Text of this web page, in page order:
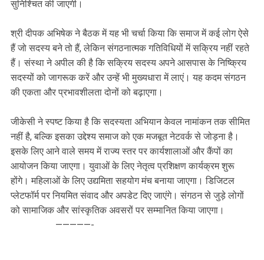
सुनिश्चित की जाएगी।
श्री दीपक अभिषेक ने बैठक में यह भी चर्चा किया कि समाज में कई लोग ऐसे
हैं जो सदस्य बने तो हैं, लेकिन संगठनात्मक गतिविधियों में सक्रिय नहीं रहते
हैं। संस्था ने अपील की है कि सक्रिय सदस्य अपने आसपास के निष्क्रिय
सदस्यों को जागरूक करें और उन्हें भी मुख्यधारा में लाएं। यह कदम संगठन
की एकता और प्रभावशीलता दोनों को बढ़ाएगा।
जीकेसी ने स्पष्ट किया है कि सदस्यता अभियान केवल नामांकन तक सीमित
नहीं है, बल्कि इसका उद्देश्य समाज को एक मजबूत नेटवर्क से जोड़ना है।
इसके लिए आने वाले समय में राज्य स्तर पर कार्यशालाओं और कैंपों का
आयोजन किया जाएगा। युवाओं के लिए नेतृत्व प्रशिक्षण कार्यक्रम शुरू
होंगे। महिलाओं के लिए उद्यमिता सहयोग मंच बनाया जाएगा। डिजिटल
प्लेटफॉर्म पर नियमित संवाद और अपडेट दिए जाएंगे। संगठन से जुड़े लोगों
को सामाजिक और सांस्कृतिक अवसरों पर सम्मानित किया जाएगा।
—————-